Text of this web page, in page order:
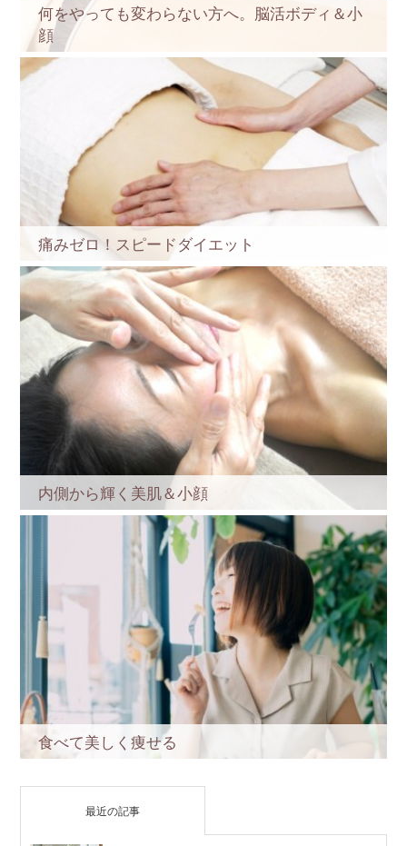
何をやっても変わらない方へ。脳活ボディ＆小
顔
痛みゼロ！スピードダイエット
内側から輝く美肌＆小顔
食べて美しく痩せる
最近の記事